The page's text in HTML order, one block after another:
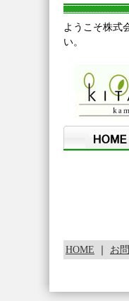
ようこそ株式
い。
HOME お